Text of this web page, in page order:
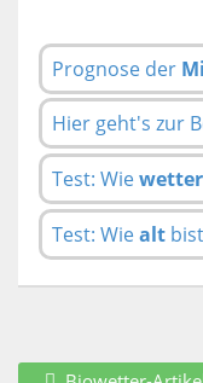
Prognose der
Hier geht's zur
Test: Wie
Test: Wiealtbist